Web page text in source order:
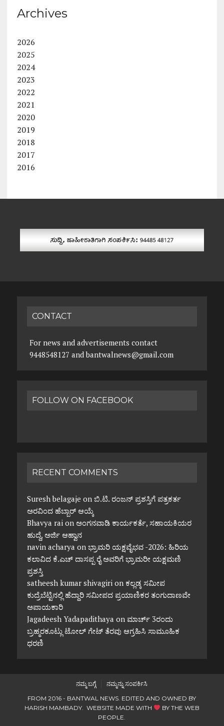
Archives
2026
2025
2024
2023
2022
2021
2020
2019
2018
2017
2016
CONTACT
For news and advertisements contact
9448548127 and bantwalnews@gmail.com
FOLLOW ON FACEBOOK
RECENT COMMENTS
Suresh belagaje on ಬಿ.ಟಿ. ರಂಜನ್ ಪ್ರಶಸ್ತಿಗೆ ಪತ್ರಕರ್ತ
ಅರವಿಂದ ಹೆಬ್ಬಾರ್ ಆಯ್ಕೆ
Bhavya raion ಅಂಗನವಾಡಿ ಕಾರ್ಯಕರ್ತೆ, ಸಹಾಯಕಿಯರ
ಹುದ್ದೆ, ಅರ್ಜಿ ಆಹ್ವಾನ
navin acharya on ಭ್ರಾಮರಿ ಯಕ್ಷವೈಭವ -2026: ಹಿರಿಯ
ಕಲಾವಿದ ಕೆ.ಎಚ್ ದಾಸಪ್ಪ ರೈ ಅವರಿಗೆ ಭ್ರಾಮರೀ ಯಕ್ಷಮಣಿ
ಪ್ರಶಸ್ತಿ
satheesh kumar shivagirion ಕಲ್ಲಡ್ಕ ಸಮೀಪ
ಕುದ್ರೆಬೆಟ್ಟಿನಲ್ಲಿ ಹೆದ್ದಾರಿ ಸಮೀಪದ ಪ್ರಯಾಣಿಕರ ತಂಗುದಾಣವೇ
ಅಪಾಯಕಾರಿ
Jagadeesh Yadapadithaya on ಮಾರ್ಚ್ 3ರಂದು
ಬ್ರಹ್ಮರಕೂಟ್ಲು ಟೋಲ್ ಗೇಟ್ ತೆರವು ಆಗ್ರಹಿಸಿ ಸಾಮೂಹಿಕ
ಧರಣಿ
ನಮ್ಮ ಬಗ್ಗೆ
ನಮ್ಮನ್ನು ಸಂಪರ್ಕಿಸಿ
FROM 2016 - BANTWAL NEWS. EDITED AND OWNED BY
HARISH MAMBADY. WEBSITE MADE WITH
BY THE WEB
PEOPLE